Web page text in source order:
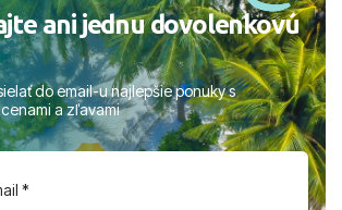
ani jednu dovolenkovú
do email-u najlepšie ponuky s
a zľavami